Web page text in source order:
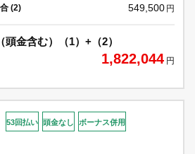
(2) 549,500 円
金含む）（1）+（2）
1,822,044 円
53回払い 頭金なし ボーナス併用